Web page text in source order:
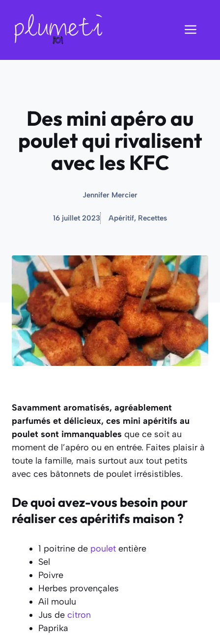
contenu
Des mini apéro au
poulet qui rivalisent
avec les KFC
Jennifer Mercier
16 juillet 2023 Apéritif, Recettes
Savamment aromatisés, agréablement
parfumés et délicieux, ces mini apéritifs au
poulet sont immanquables que ce soit au
moment de l’apéro ou en entrée. Faites plaisir à
toute la famille, mais surtout aux tout petits
avec ces bâtonnets de poulet irrésistibles.
De quoi avez-vous besoin pour
réaliser ces apéritifs maison ?
1 poitrine de poulet entière
Sel
Poivre
Herbes provençales
Ail moulu
Jus de citron
Paprika